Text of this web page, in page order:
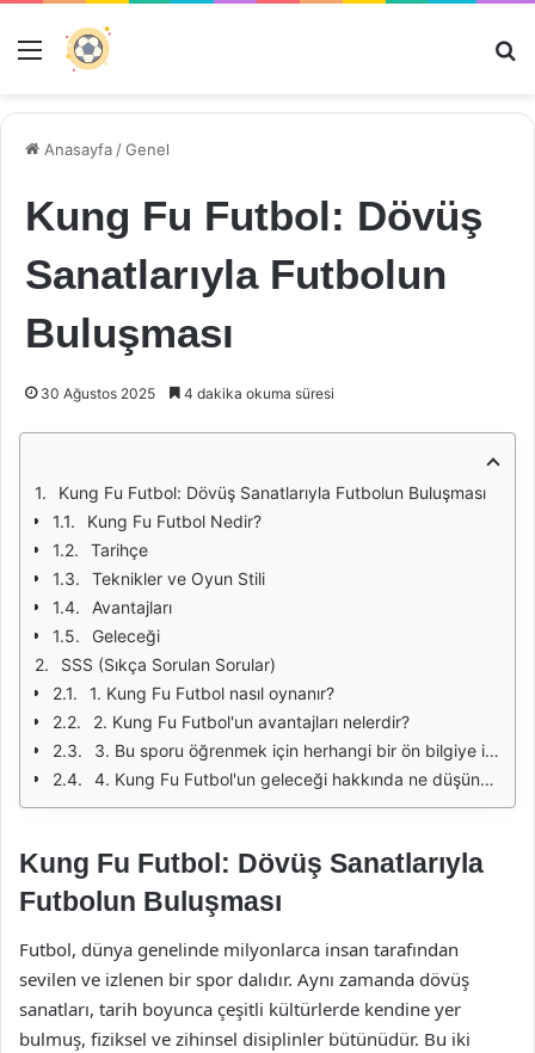
Menü
Anasayfa /Genel
Kung Fu Futbol: Dövüş
Sanatlarıyla Futbolun
Buluşması
30 Ağustos 2025 4 dakika okuma süresi
Kung Fu Futbol: Dövüş Sanatlarıyla Futbolun Buluşması
Kung Fu Futbol Nedir?
Tarihçe
Teknikler ve Oyun Stili
Avantajları
Geleceği
SSS (Sıkça Sorulan Sorular)
1. Kung Fu Futbol nasıl oynanır?
2. Kung Fu Futbol'un avantajları nelerdir?
3. Bu sporu öğrenmek için herhangi bir ön bilgiye ihtiyaç var mı?
4. Kung Fu Futbol'un geleceği hakkında ne düşünüyorsunuz?
Kung Fu Futbol: Dövüş Sanatlarıyla
Futbolun Buluşması
Futbol, dünya genelinde milyonlarca insan tarafından
sevilen ve izlenen bir spor dalıdır. Aynı zamanda dövüş
sanatları, tarih boyunca çeşitli kültürlerde kendine yer
bulmuş, fiziksel ve zihinsel disiplinler bütünüdür. Bu iki